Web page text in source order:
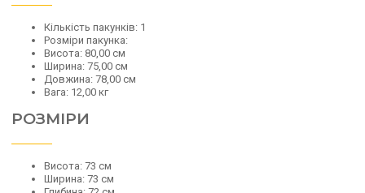
Кількість пакунків: 1
Розміри пакунка:
Висота: 80,00 см
Ширина: 75,00 см
Довжина: 78,00 см
Вага: 12,00 кг
РОЗМІРИ
Висота: 73 см
Ширина: 73 см